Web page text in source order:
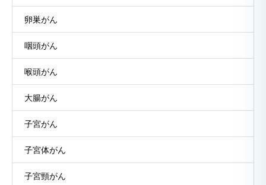
卵巣がん
咽頭がん
喉頭がん
大腸がん
子宮がん
子宮体がん
子宮頸がん